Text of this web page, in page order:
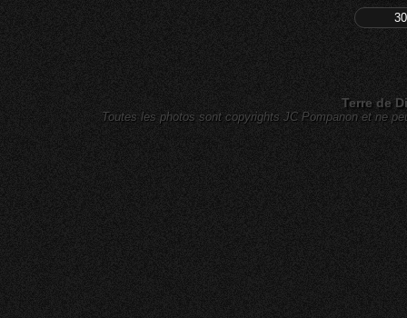
Terre de
Toutes les photos sont copyrights JC Pompanon et ne